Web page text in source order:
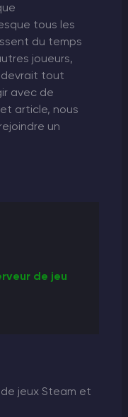
tous les
du temps
joueurs,
devrait tout
avec de
article, nous
un
de jeu
jeux Steam et